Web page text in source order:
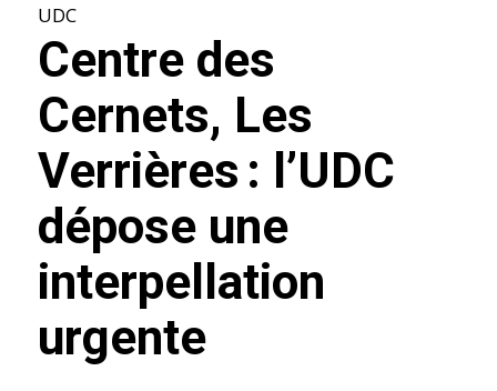
UDC
Centre des
Cernets, Les
Verrières : l’UDC
dépose une
interpellation
urgente